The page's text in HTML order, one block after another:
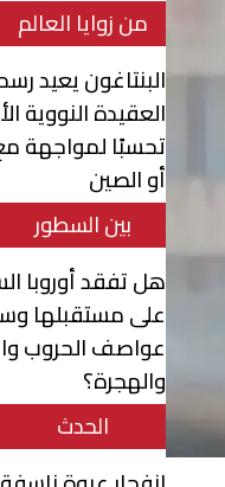
من زوايا العالم
البنتاغون يعيد
العقيدة النووية
تحسبًا لمواجهة
أو الصين
بين السطور
هل تفقد أوروبا
على مستقبلها
عواصف الحروب
والهجرة؟
الحدث